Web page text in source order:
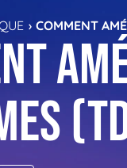
COMMENT